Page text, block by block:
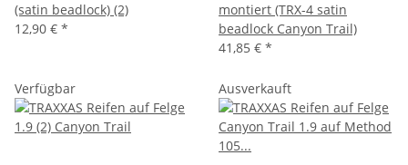
(satin beadlock) (2)
12,90 € *
montiert (TRX-4 satin
beadlock Canyon Trail)
41,85 € *
Verfügbar Ausverkauft